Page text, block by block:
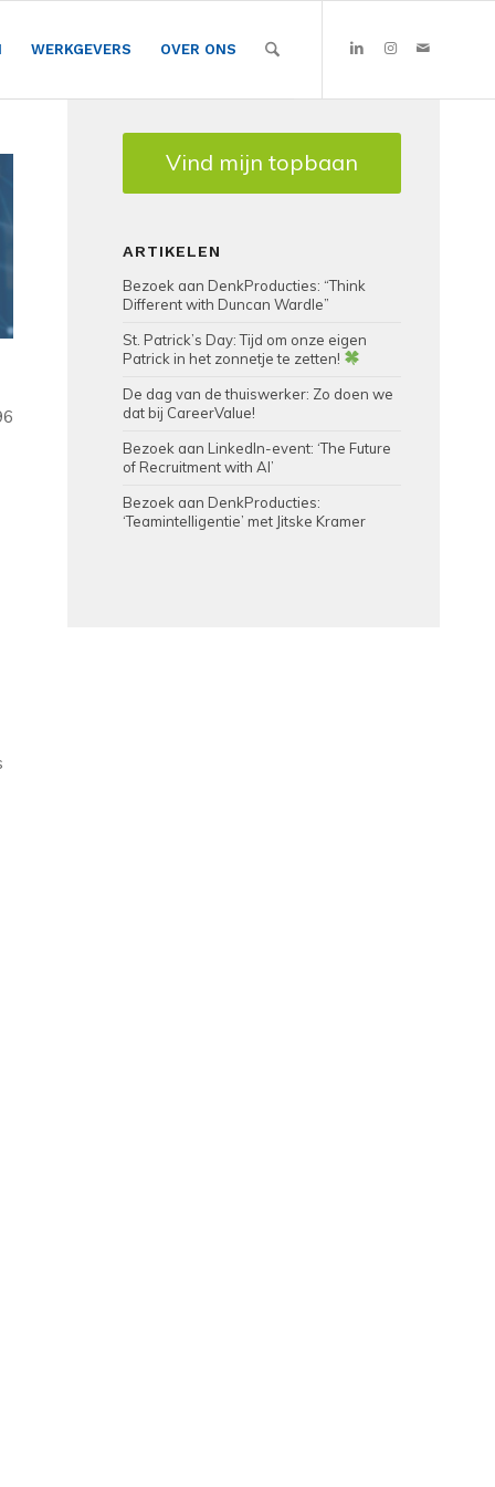
WERKGEVERS OVER ONS
Vind mijn topbaan
ARTIKELEN
Bezoek aan DenkProducties: “Think
Different with Duncan Wardle”
St. Patrick’s Day: Tijd om onze eigen
Patrick in het zonnetje te zetten!
De dag van de thuiswerker: Zo doen we
dat bij CareerValue!
Bezoek aan LinkedIn-event: ‘The Future
of Recruitment with AI’
Bezoek aan DenkProducties:
‘Teamintelligentie’ met Jitske Kramer